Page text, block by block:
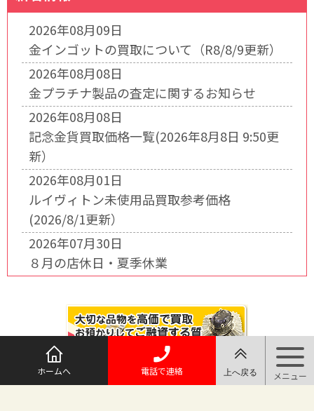
2026年08月09日
金インゴットの買取について（R8/8/9更新）
2026年08月08日
金プラチナ製品の査定に関するお知らせ
2026年08月08日
記念金貨買取価格一覧(2026年8月8日 9:50更
新）
2026年08月01日
ルイヴィトン未使用品買取参考価格
(2026/8/1更新）
2026年07月30日
８月の店休日・夏季休業
ホームへ 電話で連絡